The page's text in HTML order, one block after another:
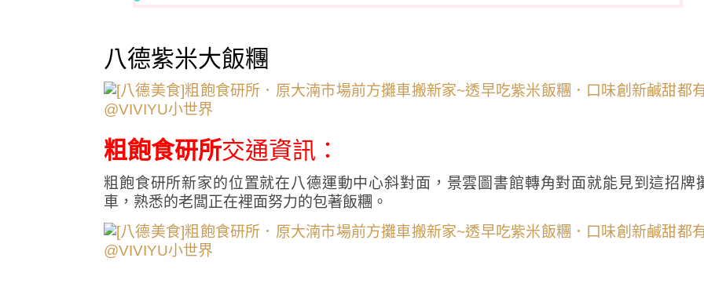
八德紫米大飯糰
粗飽食研所交通資訊：
粗飽食研所新家的位置就在八德運動中心斜對面，景雲圖書館轉角對面就能見到這招牌
車，熟悉的老闆正在裡面努力的包著飯糰。